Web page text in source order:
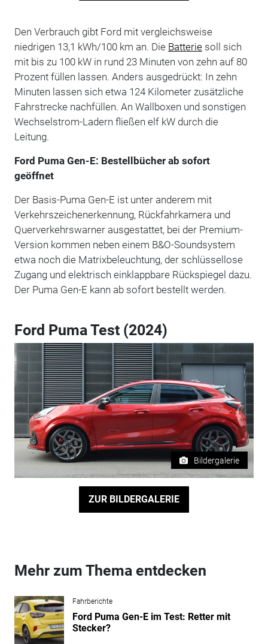
Den Verbrauch gibt Ford mit vergleichsweise
niedrigen 13,1 kWh/100 km an. Die Batteriesoll sich
mit bis zu 100 kW in rund 23 Minuten von zehn auf 80
Prozent füllen lassen. Anders ausgedrückt: In zehn
Minuten lassen sich etwa 124 Kilometer zusätzliche
Fahrstrecke nachfüllen. An Wallboxen und sonstigen
Wechselstrom-Ladern fließen elf kW durch die
Leitung.
Ford Puma Gen-E: Bestellbücher ab sofort
geöffnet
Der Basis-Puma Gen-E ist unter anderem mit
Verkehrszeichenerkennung, Rückfahrkamera und
Querverkehrswarner ausgestattet, bei der Premium-
Version kommen neben einem B&O-Soundsystem
etwa noch die Matrixbeleuchtung, der schlüssellose
Zugang und elektrisch einklappbare Rückspiegel dazu.
Der Puma Gen-E kann ab sofort bestellt werden.
Ford Puma Test (2024)
Bildergalerie
ZUR BILDERGALERIE
Mehr zum Thema entdecken
Fahrberichte
Ford Puma Gen-E im Test: Retter mit
Stecker?